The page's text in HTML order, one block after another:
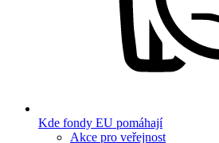
Kde fondy EU pomáhají
Akce pro veřejnost